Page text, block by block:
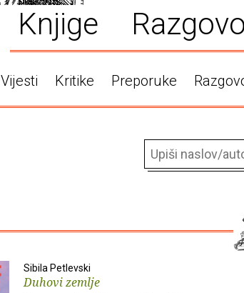
Knjige
Vijesti Kritike Preporuke
Sibila Petlevski
Duhovi zemlje